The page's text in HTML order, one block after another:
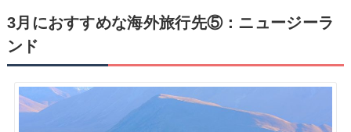
3月におすすめな海外旅行先⑤：ニュージーラ
ンド